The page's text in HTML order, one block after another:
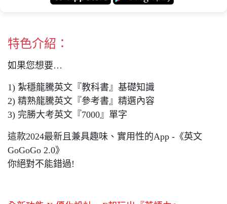
特色介紹：
如果您想要…
1) 紮穩龍騰英文『教科書』基礎知識
2) 精熟龍騰英文『參考書』精選內容
3) 完勝大考英文『7000』單字
這款2024最新且兼具趣味、實用性的App -《英文
GoGoGo 2.0》
你絕對不能錯過!